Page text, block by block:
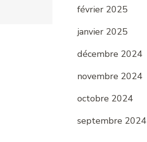
février 2025
janvier 2025
décembre 2024
novembre 2024
octobre 2024
septembre 2024